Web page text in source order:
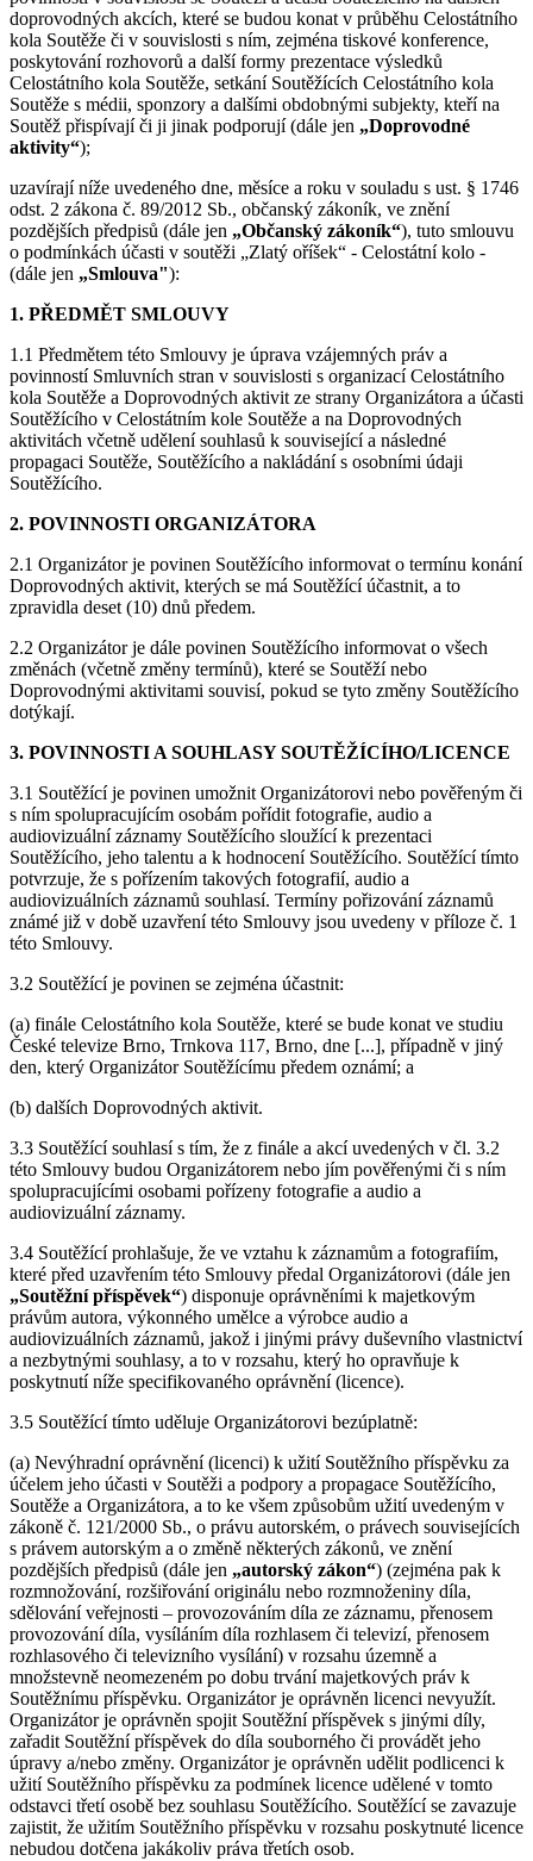
doprovodných akcích, které se budou konat v průběhu Celostátního
kola Soutěže či v souvislosti s ním, zejména tiskové konference,
poskytování rozhovorů a další formy prezentace výsledků
Celostátního kola Soutěže, setkání Soutěžících Celostátního kola
Soutěže s médii, sponzory a dalšími obdobnými subjekty, kteří na
Soutěž přispívají či ji jinak podporují (dále jen „Doprovodné
aktivity“);
uzavírají níže uvedeného dne, měsíce a roku v souladu s ust. § 1746
odst. 2 zákona č. 89/2012 Sb., občanský zákoník, ve znění
pozdějších předpisů (dále jen „Občanský zákoník“), tuto smlouvu
o podmínkách účasti v soutěži „Zlatý oříšek“ - Celostátní kolo -
(dále jen „Smlouva"):
1. PŘEDMĚT SMLOUVY
1.1 Předmětem této Smlouvy je úprava vzájemných práv a
povinností Smluvních stran v souvislosti s organizací Celostátního
kola Soutěže a Doprovodných aktivit ze strany Organizátora a účasti
Soutěžícího v Celostátním kole Soutěže a na Doprovodných
aktivitách včetně udělení souhlasů k související a následné
propagaci Soutěže, Soutěžícího a nakládání s osobními údaji
Soutěžícího.
2. POVINNOSTI ORGANIZÁTORA
2.1 Organizátor je povinen Soutěžícího informovat o termínu konání
Doprovodných aktivit, kterých se má Soutěžící účastnit, a to
zpravidla deset (10) dnů předem.
2.2 Organizátor je dále povinen Soutěžícího informovat o všech
změnách (včetně změny termínů), které se Soutěží nebo
Doprovodnými aktivitami souvisí, pokud se tyto změny Soutěžícího
dotýkají.
3. POVINNOSTI A SOUHLASY SOUTĚŽÍCÍHO/LICENCE
3.1 Soutěžící je povinen umožnit Organizátorovi nebo pověřeným či
s ním spolupracujícím osobám pořídit fotografie, audio a
audiovizuální záznamy Soutěžícího sloužící k prezentaci
Soutěžícího, jeho talentu a k hodnocení Soutěžícího. Soutěžící tímto
potvrzuje, že s pořízením takových fotografií, audio a
audiovizuálních záznamů souhlasí. Termíny pořizování záznamů
známé již v době uzavření této Smlouvy jsou uvedeny v příloze č. 1
této Smlouvy.
3.2 Soutěžící je povinen se zejména účastnit:
(a) finále Celostátního kola Soutěže, které se bude konat ve studiu
České televize Brno, Trnkova 117, Brno, dne [...], případně v jiný
den, který Organizátor Soutěžícímu předem oznámí; a
(b) dalších Doprovodných aktivit.
3.3 Soutěžící souhlasí s tím, že z finále a akcí uvedených v čl. 3.2
této Smlouvy budou Organizátorem nebo jím pověřenými či s ním
spolupracujícími osobami pořízeny fotografie a audio a
audiovizuální záznamy.
3.4 Soutěžící prohlašuje, že ve vztahu k záznamům a fotografiím,
které před uzavřením této Smlouvy předal Organizátorovi (dále jen
„Soutěžní příspěvek“) disponuje oprávněními k majetkovým
právům autora, výkonného umělce a výrobce audio a
audiovizuálních záznamů, jakož i jinými právy duševního vlastnictví
a nezbytnými souhlasy, a to v rozsahu, který ho opravňuje k
poskytnutí níže specifikovaného oprávnění (licence).
3.5 Soutěžící tímto uděluje Organizátorovi bezúplatně:
(a) Nevýhradní oprávnění (licenci) k užití Soutěžního příspěvku za
účelem jeho účasti v Soutěži a podpory a propagace Soutěžícího,
Soutěže a Organizátora, a to ke všem způsobům užití uvedeným v
zákoně č. 121/2000 Sb., o právu autorském, o právech souvisejících
s právem autorským a o změně některých zákonů, ve znění
pozdějších předpisů (dále jen „autorský zákon“) (zejména pak k
rozmnožování, rozšiřování originálu nebo rozmnoženiny díla,
sdělování veřejnosti – provozováním díla ze záznamu, přenosem
provozování díla, vysíláním díla rozhlasem či televizí, přenosem
rozhlasového či televizního vysílání) v rozsahu územně a
množstevně neomezeném po dobu trvání majetkových práv k
Soutěžnímu příspěvku. Organizátor je oprávněn licenci nevyužít.
Organizátor je oprávněn spojit Soutěžní příspěvek s jinými díly,
zařadit Soutěžní příspěvek do díla souborného či provádět jeho
úpravy a/nebo změny. Organizátor je oprávněn udělit podlicenci k
užití Soutěžního příspěvku za podmínek licence udělené v tomto
odstavci třetí osobě bez souhlasu Soutěžícího. Soutěžící se zavazuje
zajistit, že užitím Soutěžního příspěvku v rozsahu poskytnuté licence
nebudou dotčena jakákoliv práva třetích osob.